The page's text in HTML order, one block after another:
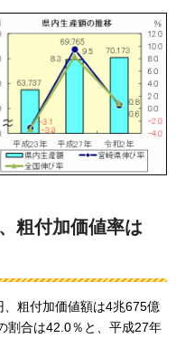
粗付加価値率は
粗付加価値額は4兆675億
割合は42.0％と、平成27年